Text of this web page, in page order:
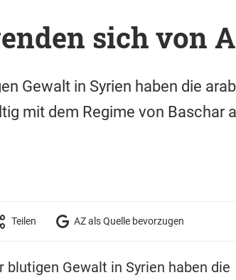
sich von
Gewalt in Syrien haben die
mit dem Regime von Baschar
Teilen AZ als Quelle bevorzugen
blutigen Gewalt in Syrien haben die